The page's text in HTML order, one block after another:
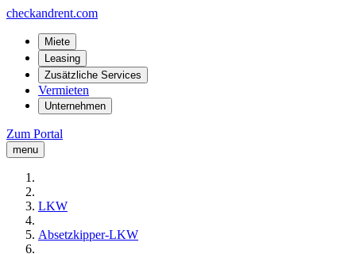
checkandrent.com
Miete
Leasing
Zusätzliche Services
Vermieten
Unternehmen
Zum Portal
menu
LKW
Absetzkipper-LKW